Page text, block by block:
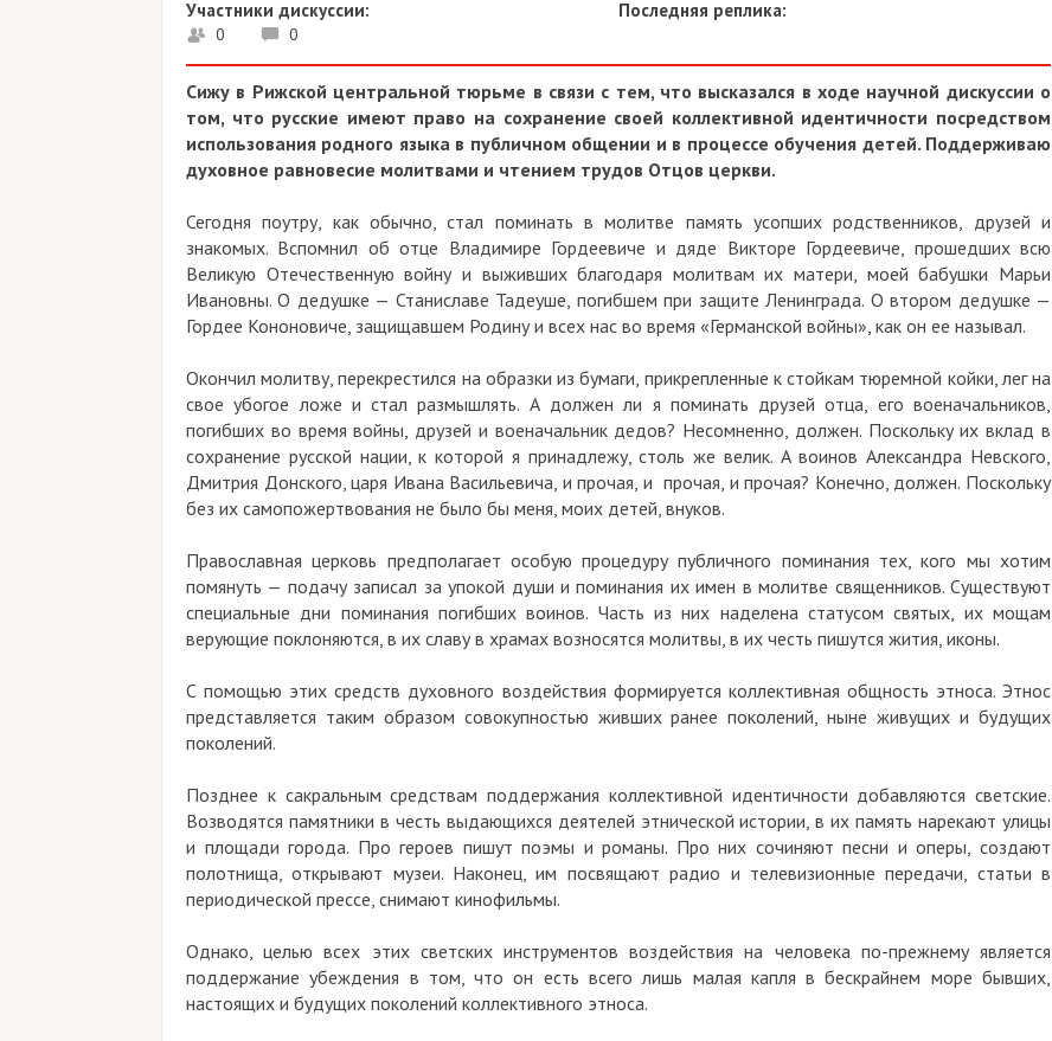
Участники дискуссии:
0 0
Последняя реплика:
Сижу в Рижской центральной тюрьме в связи с тем, что высказался в ходе научной дискуссии о
том, что русские имеют право на сохранение своей коллективной идентичности посредством
использования родного языка в публичном общении и в процессе обучения детей. Поддерживаю
духовное равновесие молитвами и чтением трудов Отцов церкви.
Сегодня поутру, как обычно, стал поминать в молитве память усопших родственников, друзей и
знакомых. Вспомнил об отце Владимире Гордеевиче и дяде Викторе Гордеевиче, прошедших всю
Великую Отечественную войну и выживших благодаря молитвам их матери, моей бабушки Марьи
Ивановны. О дедушке — Станиславе Тадеуше, погибшем при защите Ленинграда. О втором дедушке —
Гордее Кононовиче, защищавшем Родину и всех нас во время «Германской войны», как он ее называл.
Окончил молитву, перекрестился на образки из бумаги, прикрепленные к стойкам тюремной койки, лег на
свое убогое ложе и стал размышлять. А должен ли я поминать друзей отца, его военачальников,
погибших во время войны, друзей и военачальник дедов? Несомненно, должен. Поскольку их вклад в
сохранение русской нации, к которой я принадлежу, столь же велик. А воинов Александра Невского,
Дмитрия Донского, царя Ивана Васильевича, и прочая, и прочая, и прочая? Конечно, должен. Поскольку
без их самопожертвования не было бы меня, моих детей, внуков.
Православная церковь предполагает особую процедуру публичного поминания тех, кого мы хотим
помянуть — подачу записал за упокой души и поминания их имен в молитве священников. Существуют
специальные дни поминания погибших воинов. Часть из них наделена статусом святых, их мощам
верующие поклоняются, в их славу в храмах возносятся молитвы, в их честь пишутся жития, иконы.
С помощью этих средств духовного воздействия формируется коллективная общность этноса. Этнос
представляется таким образом совокупностью живших ранее поколений, ныне живущих и будущих
поколений.
Позднее к сакральным средствам поддержания коллективной идентичности добавляются светские.
Возводятся памятники в честь выдающихся деятелей этнической истории, в их память нарекают улицы
и площади города. Про героев пишут поэмы и романы. Про них сочиняют песни и оперы, создают
полотнища, открывают музеи. Наконец, им посвящают радио и телевизионные передачи, статьи в
периодической прессе, снимают кинофильмы.
Однако, целью всех этих светских инструментов воздействия на человека по-прежнему является
поддержание убеждения в том, что он есть всего лишь малая капля в бескрайнем море бывших,
настоящих и будущих поколений коллективного этноса.